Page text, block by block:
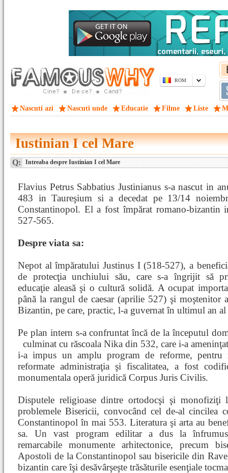
ROM
Nascuti azi Nascuti unde Educatie Filme Liste
Iustinian I cel Mare
Q: Intreaba despre Iustinian I cel Mare
Flavius Petrus Sabbatius Justinianus s-a nascut in
483 in Taureşium si a decedat pe 13/14
Constantinopol. El a fost împărat romano-bizantin
527-565.
Despre viata sa:
Nepot al împăratului Justinus I (518-527), a
de protecţia unchiului său, care s-a îngrijit să
educaţie aleasă şi o cultură solidă. A ocupat
până la rangul de caesar (aprilie 527) şi
Bizantin, pe care, practic, l-a guvernat în ultimul an
Pe plan intern s-a confruntat încă de la începutul
culminat cu răscoala Nika din 532, care i-a
i-a impus un amplu program de reforme, pentru
reformate administraţia şi fiscalitatea, a fost
monumentala operă juridică Corpus Juris Civilis.
Disputele religioase dintre ortodocşi şi monofiziţi
problemele Bisericii, convocând cel de-al cincilea
Constantinopol în mai 553. Literatura şi arta au
sa. Un vast program edilitar a dus la
remarcabile monumente arhitectonice, precum
Apostoli de la Constantinopol sau bisericile din
bizantin care îşi desăvârşeşte trăsăturile esenţiale